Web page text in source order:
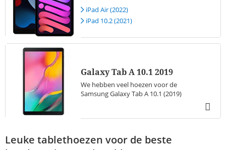
iPad Air (2022)
iPad 10.2 (2021)
Galaxy Tab A 10.1 2019
We hebben veel hoezen voor de
Samsung Galaxy Tab A 10.1 (2019)
Leuke tablethoezen voor de beste